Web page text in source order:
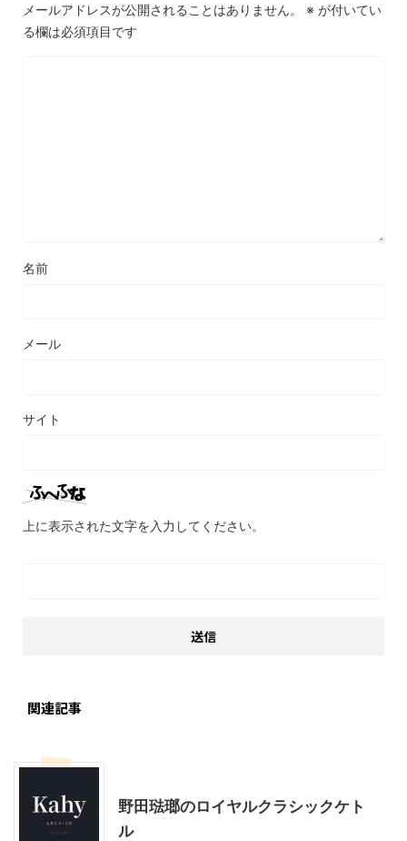
メールアドレスが公開されることはありません。 ※ が付いてい
る欄は必須項目です
名前
メール
サイト
上に表示された文字を入力してください。
関連記事
野田琺瑯のロイヤルクラシックケト
ル